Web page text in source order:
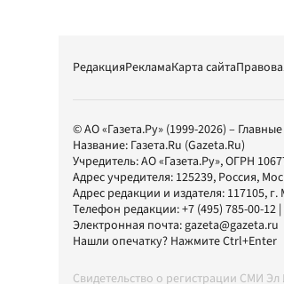
РедакцияРекламаКарта сайта
© АО «Газета.Ру» (1999-2026) –
Название: Газета.Ru (Gazeta.Ru)
Учредитель:АО «Газета.Ру», ОГРН
Адрес учредителя: 125239, Россия,
Адрес редакции и издателя: 117105, г.
Телефон редакции:+7 (495) 785-00-12
Электронная почта:gazeta@gazeta.ru
Нашли опечатку? Нажмите Ctrl+Enter
Свидетельство о регистрации СМИ